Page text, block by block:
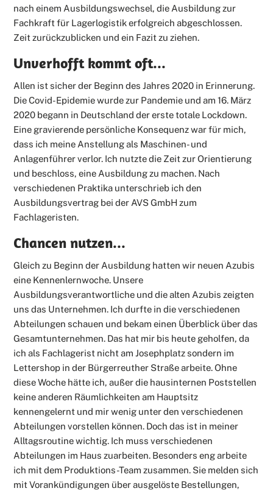
nach einem Ausbildungswechsel, die Ausbildung zur
Fachkraft für Lagerlogistik erfolgreich abgeschlossen.
Zeit zurückzublicken und ein Fazit zu ziehen.
Unverhofft kommt oft...
Allen ist sicher der Beginn des Jahres 2020 in Erinnerung.
Die Covid-Epidemie wurde zur Pandemie und am 16. März
2020 begann in Deutschland der erste totale Lockdown.
Eine gravierende persönliche Konsequenz war für mich,
dass ich meine Anstellung als Maschinen- und
Anlagenführer verlor. Ich nutzte die Zeit zur Orientierung
und beschloss, eine Ausbildung zu machen. Nach
verschiedenen Praktika unterschrieb ich den
Ausbildungsvertrag bei der AVS GmbH zum
Fachlageristen.
Chancen nutzen...
Gleich zu Beginn der Ausbildung hatten wir neuen Azubis
eine Kennenlernwoche. Unsere
Ausbildungsverantwortliche und die alten Azubis zeigten
uns das Unternehmen. Ich durfte in die verschiedenen
Abteilungen schauen und bekam einen Überblick über das
Gesamtunternehmen. Das hat mir bis heute geholfen, da
ich als Fachlagerist nicht am Josephplatz sondern im
Lettershop in der Bürgerreuther Straße arbeite. Ohne
diese Woche hätte ich, außer die hausinternen Poststellen
keine anderen Räumlichkeiten am Hauptsitz
kennengelernt und mir wenig unter den verschiedenen
Abteilungen vorstellen können. Doch das ist in meiner
Alltagsroutine wichtig. Ich muss verschiedenen
Abteilungen im Haus zuarbeiten. Besonders eng arbeite
ich mit dem Produktions-Team zusammen. Sie melden sich
mit Vorankündigungen über ausgelöste Bestellungen,